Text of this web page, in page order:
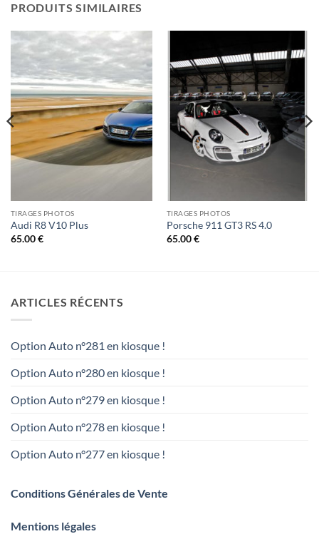
PRODUITS SIMILAIRES
TIRAGES PHOTOS
Audi R8 V10 Plus
65.00€
TIRAGES PHOTOS
Porsche 911 GT3 RS 4.0
65.00€
ARTICLES RÉCENTS
Option Auto n°281 en kiosque !
Option Auto n°280 en kiosque !
Option Auto n°279 en kiosque !
Option Auto n°278 en kiosque !
Option Auto n°277 en kiosque !
Conditions Générales de Vente
Mentions légales